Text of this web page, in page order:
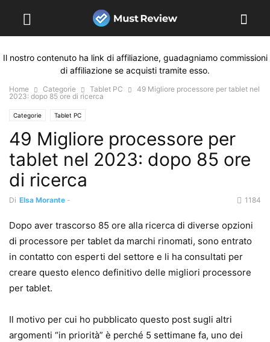
Il nostro contenuto ha link di affiliazione, guadagniamo commissioni
di affiliazione se acquisti tramite esso.
Home Categorie Tablet PC
49 Migliore processore per tablet nel
2023: dopo 85 ore di ricerca
Categorie Tablet PC
49 Migliore processore per
tablet nel 2023: dopo 85 ore
di ricerca
Di Elsa Morante - 1184
Dopo aver trascorso 85 ore alla ricerca di diverse opzioni
di processore per tablet da marchi rinomati, sono entrato
in contatto con esperti del settore e li ha consultati per
creare questo elenco definitivo delle migliori processore
per tablet.
Il motivo per cui ho pubblicato questo post sugli altri
argomenti “in priorità” è perché 5 settimane fa, uno dei